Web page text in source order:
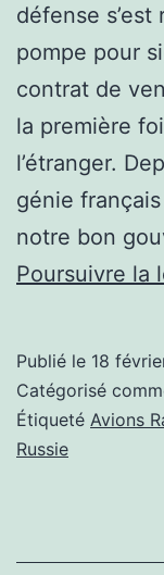
défense
pompe pour
contrat de
la première
l’étranger.
génie
notre bon
Poursuivre la
Publié le 18
Catégorisé
Étiqueté Avions
Russie